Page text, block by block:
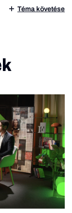
Téma követése